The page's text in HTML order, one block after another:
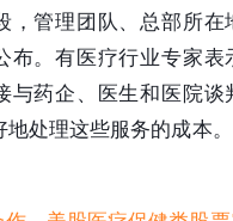
，管理团队、总部所在
布。有医疗行业专家表
与药企、医生和医院谈
处理这些服务的成本。